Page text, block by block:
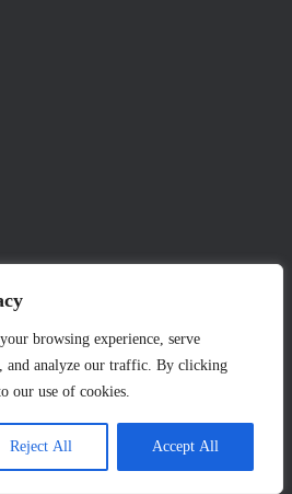
browsing experience, serve
and analyze our traffic. By clicking
our use of cookies.
Reject All Accept All